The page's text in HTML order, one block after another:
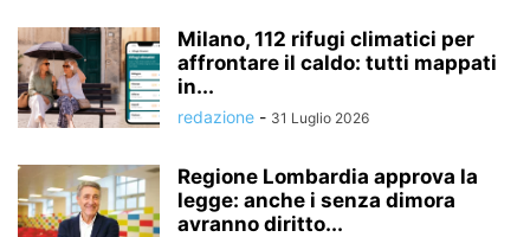
Milano, 112 rifugi climatici per
affrontare il caldo: tutti mappati
in...
redazione - 31 Luglio 2026
Regione Lombardia approva la
legge: anche i senza dimora
avranno diritto...